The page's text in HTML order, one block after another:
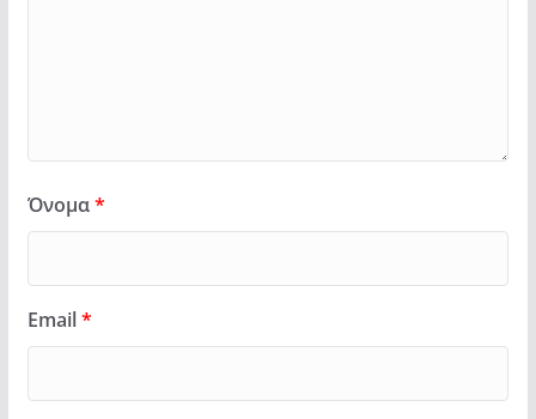
Όνομα*
Email*